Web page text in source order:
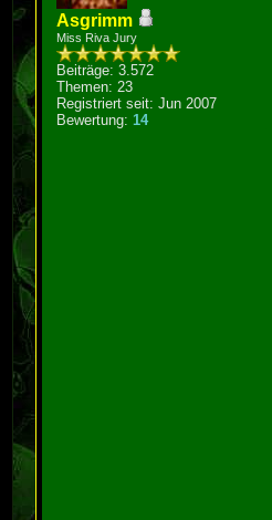
Asgrimm
Miss Riva Jury
Beiträge: 3.572
Themen: 23
Registriert seit: Jun 2007
Bewertung: 14